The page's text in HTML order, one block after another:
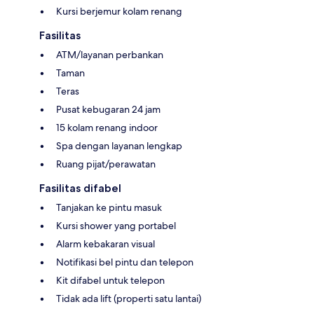
Kursi berjemur kolam renang
Fasilitas
ATM/layanan perbankan
Taman
Teras
Pusat kebugaran 24 jam
15 kolam renang indoor
Spa dengan layanan lengkap
Ruang pijat/perawatan
Fasilitas difabel
Tanjakan ke pintu masuk
Kursi shower yang portabel
Alarm kebakaran visual
Notifikasi bel pintu dan telepon
Kit difabel untuk telepon
Tidak ada lift (properti satu lantai)